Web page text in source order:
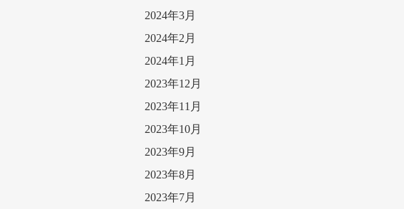
2024年3月
2024年2月
2024年1月
2023年12月
2023年11月
2023年10月
2023年9月
2023年8月
2023年7月